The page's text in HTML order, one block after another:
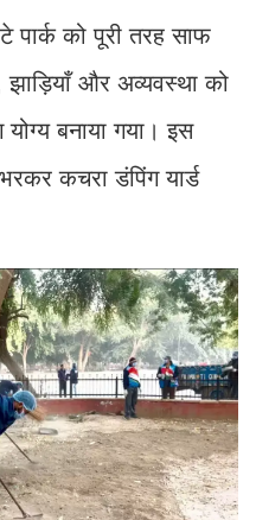
पार्क को पूरी तरह साफ
झाड़ियाँ और अव्यवस्था को
बनाया गया। इस
कचरा डंपिंग यार्ड